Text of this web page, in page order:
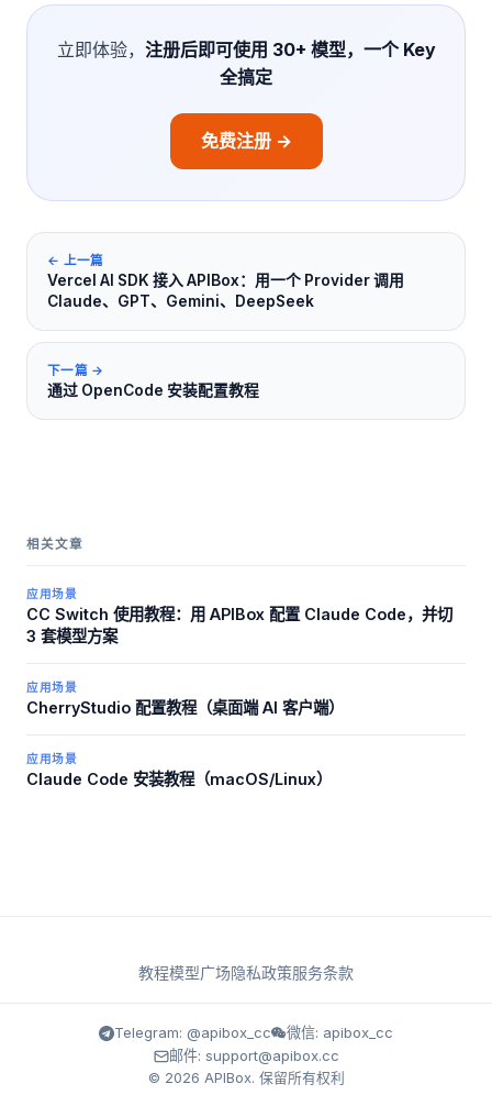
立即体验， 注册后即可使用 30+ 模型，一个 Key
全搞定
免费注册 →
← 上一篇
Vercel AI SDK 接入 APIBox：用一个 Provider 调用
Claude、GPT、Gemini、DeepSeek
下一篇 →
通过 OpenCode 安装配置教程
相关文章
应用场景
CC Switch 使用教程：用 APIBox 配置 Claude Code，并切
3 套模型方案
应用场景
CherryStudio 配置教程（桌面端 AI 客户端）
应用场景
Claude Code 安装教程（macOS/Linux）
教程模型广场隐私政策服务条款
Telegram: @apibox_cc
微信: apibox_cc
邮件: support@apibox.cc
© 2026 APIBox. 保留所有权利